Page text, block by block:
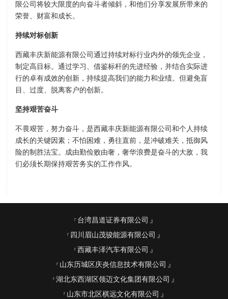
限公司将较大限度的向奋斗者倾斜，和他们分享发展所带来的
荣誉、财富和成长。
持续对标创新
西藏丰庆新能源有限公司通过持续对标行业内外的领先企业，
制定高目标。通过学习、借鉴标杆的先进经验，并结合实际进
行的卓有成效的创新，持续提高我们的能力和业绩。但避免盲
目、过度、脱离客户的创新。
坚持艰苦奋斗
不畏艰苦，努力奋斗，是西藏丰庆新能源有限公司和个人持续
成长的关键因素；不怕困难，勇往直前，是冲破难关，抵御风
险的制胜法宝。成由勤俭败由奢，奢华浪费是奋斗的大敌，我
们必须长期保持艰苦务实的工作作风。
台湾昌道证券有限公司
四川眉山茂骏能源有限公司
西藏丰泽汽车有限公司
山东历城区庆炎信息技术有限公司
湖北东西湖区领迈文化集团有限公司
山东市北区棋远文化有限公司